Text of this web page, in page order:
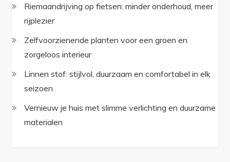
Riemaandrijving op fietsen: minder onderhoud, meer
rijplezier
Zelfvoorzienende planten voor een groen en
zorgeloos interieur
Linnen stof: stijlvol, duurzaam en comfortabel in elk
seizoen
Vernieuw je huis met slimme verlichting en duurzame
materialen